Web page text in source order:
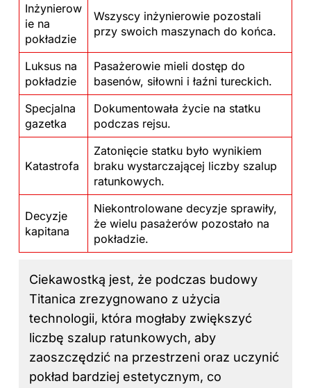
Inżynierow
ie na
pokładzie
Wszyscy inżynierowie pozostali
przy swoich maszynach do końca.
Luksus na
pokładzie
Pasażerowie mieli dostęp do
basenów, siłowni i łaźni tureckich.
Specjalna
gazetka
Dokumentowała życie na statku
podczas rejsu.
Katastrofa
Zatonięcie statku było wynikiem
braku wystarczającej liczby szalup
ratunkowych.
Decyzje
kapitana
Niekontrolowane decyzje sprawiły,
że wielu pasażerów pozostało na
pokładzie.
Ciekawostką jest, że podczas budowy
Titanica zrezygnowano z użycia
technologii, która mogłaby zwiększyć
liczbę szalup ratunkowych, aby
zaoszczędzić na przestrzeni oraz uczynić
pokład bardziej estetycznym, co